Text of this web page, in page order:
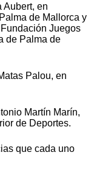
Aubert, en
de Mallorca y
Juegos
de Palma de
Palou, en
Martín Marín,
de Deportes.
que cada uno